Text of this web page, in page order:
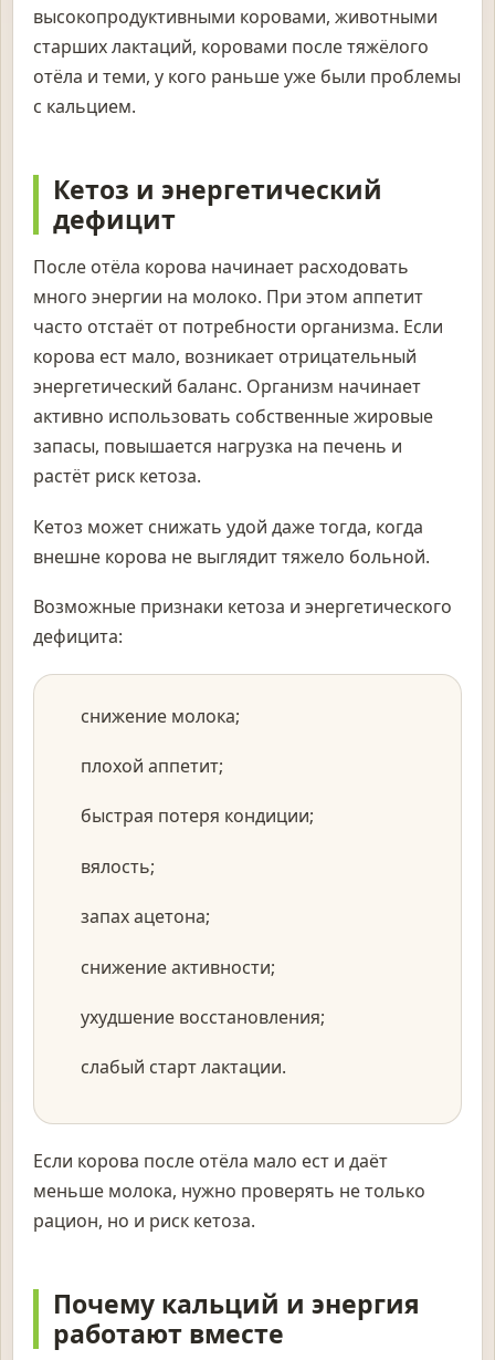
высокопродуктивными коровами, животными
старших лактаций, коровами после тяжёлого
отёла и теми, у кого раньше уже были проблемы
с кальцием.
Кетоз и энергетический
дефицит
После отёла корова начинает расходовать
много энергии на молоко. При этом аппетит
часто отстаёт от потребности организма. Если
корова ест мало, возникает отрицательный
энергетический баланс. Организм начинает
активно использовать собственные жировые
запасы, повышается нагрузка на печень и
растёт риск кетоза.
Кетоз может снижать удой даже тогда, когда
внешне корова не выглядит тяжело больной.
Возможные признаки кетоза и энергетического
дефицита:
снижение молока;
плохой аппетит;
быстрая потеря кондиции;
вялость;
запах ацетона;
снижение активности;
ухудшение восстановления;
слабый старт лактации.
Если корова после отёла мало ест и даёт
меньше молока, нужно проверять не только
рацион, но и риск кетоза.
Почему кальций и энергия
работают вместе